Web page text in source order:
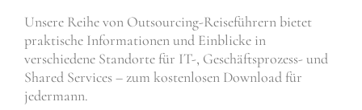
Unsere Reihe von Outsourcing-Reiseführern bietet
praktische Informationen und Einblicke in
verschiedene Standorte für IT-, Geschäftsprozess- und
Shared Services – zum kostenlosen Download für
jedermann.